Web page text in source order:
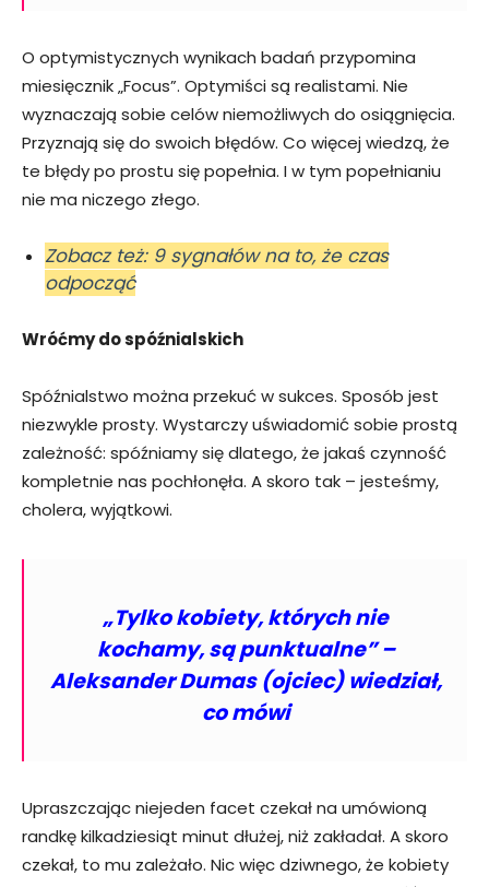
O optymistycznych wynikach badań przypomina
miesięcznik „Focus”. Optymiści są realistami. Nie
wyznaczają sobie celów niemożliwych do osiągnięcia.
Przyznają się do swoich błędów. Co więcej wiedzą, że
te błędy po prostu się popełnia. I w tym popełnianiu
nie ma niczego złego.
Zobacz też: 9 sygnałów na to, że czas
odpocząć
Wróćmy do spóźnialskich
Spóźnialstwo można przekuć w sukces. Sposób jest
niezwykle prosty. Wystarczy uświadomić sobie prostą
zależność: spóźniamy się dlatego, że jakaś czynność
kompletnie nas pochłonęła. A skoro tak – jesteśmy,
cholera, wyjątkowi.
„Tylko kobiety, których nie
kochamy, są punktualne” –
Aleksander Dumas (ojciec) wiedział,
co mówi
Upraszczając niejeden facet czekał na umówioną
randkę kilkadziesiąt minut dłużej, niż zakładał. A skoro
czekał, to mu zależało. Nic więc dziwnego, że kobiety